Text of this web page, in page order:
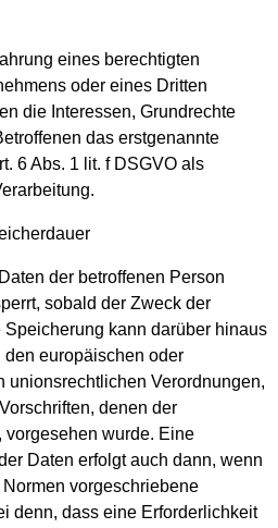
eines berechtigten
oder eines Dritten
die Interessen, Grundrechte
das erstgenannte
6 Abs. 1 lit. f DSGVO als
der betroffenen Person
sobald der Zweck der
kann darüber hinaus
europäischen oder
unionsrechtlichen Verordnungen,
denen der
vorgesehen wurde. Eine
Daten erfolgt auch dann, wenn
vorgeschriebene
denn, dass eine Erforderlichkeit